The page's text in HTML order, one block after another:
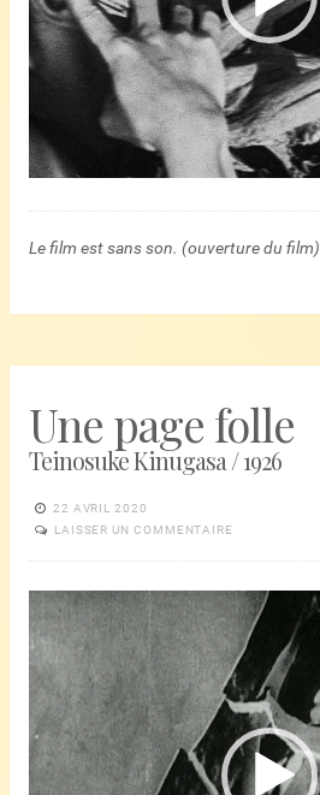
Le film est sans son. (ouverture du film)
Une page folle
Teinosuke Kinugasa / 1926
22 AVRIL 2020
LAISSER UN COMMENTAIRE
Lecteur
vidéo